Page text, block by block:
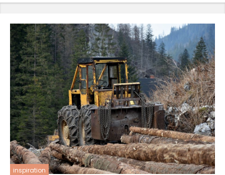
inspiration